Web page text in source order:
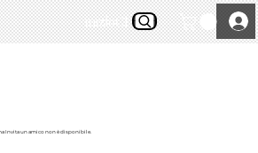
inizioChi siamo
Invita un amico non è disponibile.